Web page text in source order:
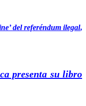
del referéndum ilegal,
presenta su libro